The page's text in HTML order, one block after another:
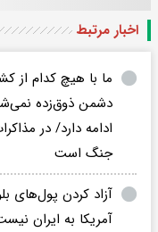
اخبار مرتبط
ما با هیچ کدام از
دشمن ذوق‌زده
ادامه دارد/ در
جنگ است
آزاد کردن پول‌های
آمریکا به ایران